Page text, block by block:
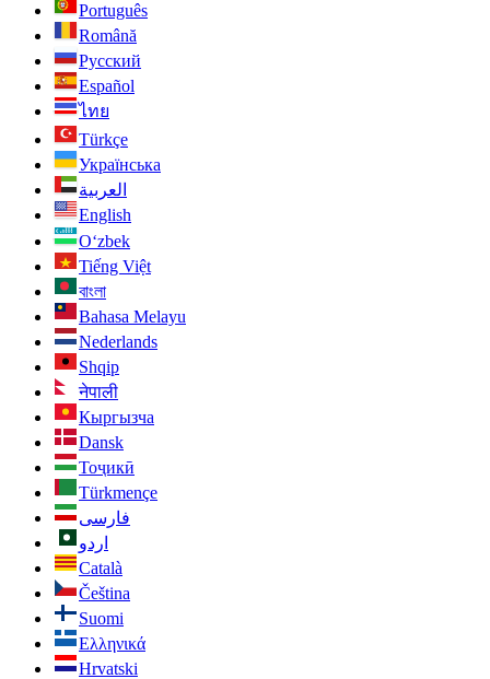
Português
Română
Русский
Español
ไทย
Türkçe
Українська
العربية
English
O‘zbek
Tiếng Việt
বাংলা
Bahasa Melayu
Nederlands
Shqip
नेपाली
Кыргызча
Dansk
Тоҷикӣ
Türkmençe
فارسی
اردو
Català
Čeština
Suomi
Ελληνικά
Hrvatski